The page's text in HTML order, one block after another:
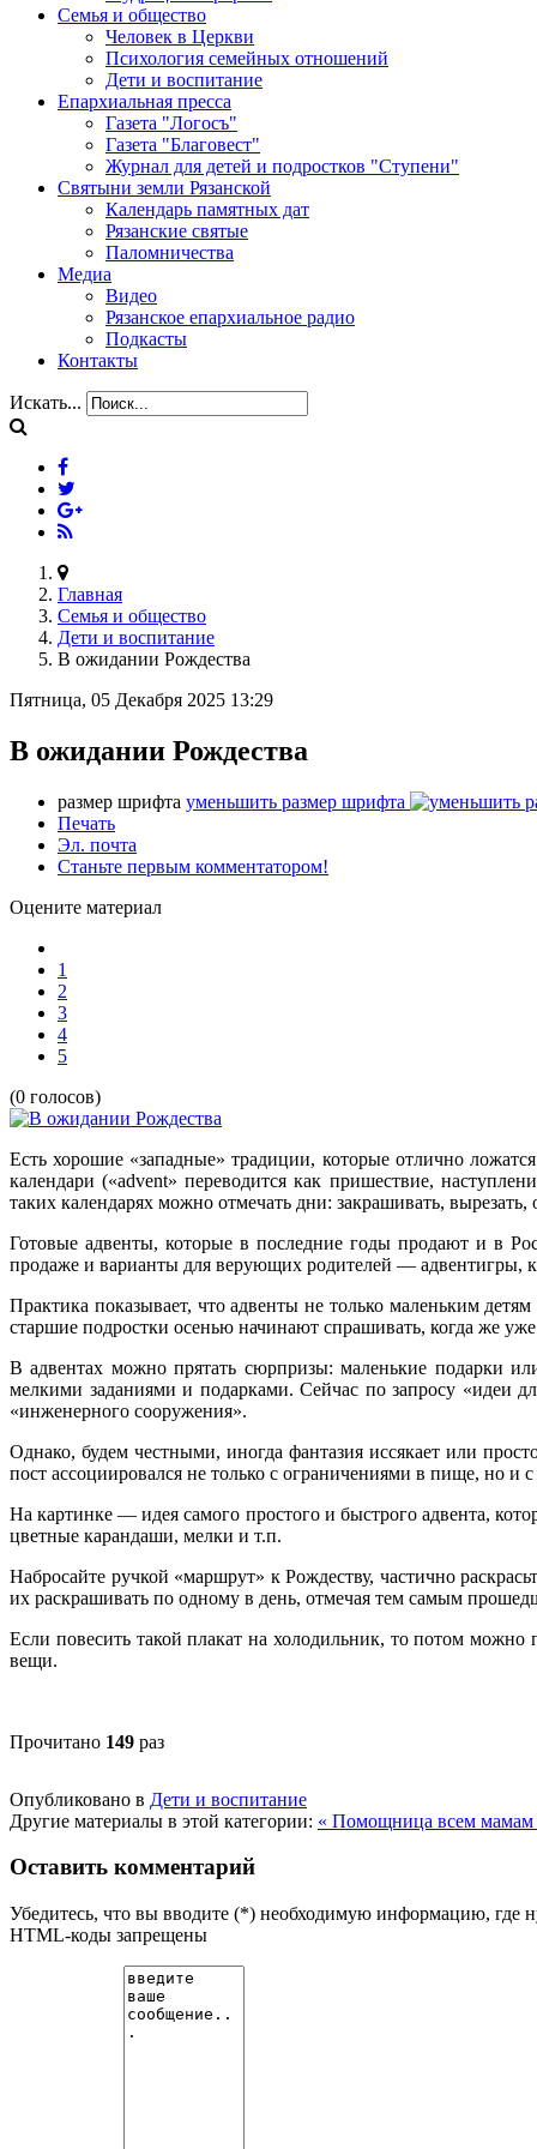
Семья и общество
Человек в Церкви
Психология семейных отношений
Дети и воспитание
Епархиальная пресса
Газета "Логосъ"
Газета "Благовест"
Журнал для детей и подростков "Ступени"
Святыни земли Рязанской
Календарь памятных дат
Рязанские святые
Паломничества
Медиа
Видео
Рязанское епархиальное радио
Подкасты
Контакты
Искать...
Главная
Семья и общество
Дети и воспитание
В ожидании Рождества
Пятница, 05 Декабря 2025 13:29
В ожидании Рождества
размер шрифта уменьшить размер шрифта
Печать
Эл. почта
Станьте первым комментатором!
Оцените материал
1
2
3
4
5
(0 голосов)
Есть хорошие «западные» традиции, которые отлично
календари («аdvent» переводится как пришествие,
таких календарях можно отмечать дни: закрашивать,
Готовые адвенты, которые в последние годы продают и в
продаже и варианты для верующих родителей — адвентигры,
Практика показывает, что адвенты не только маленьким
старшие подростки осенью начинают спрашивать, когда же уже
В адвентах можно прятать сюрпризы: маленькие подарки
мелкими заданиями и подарками. Сейчас по запросу «идеи
«инженерного сооружения».
Однако, будем честными, иногда фантазия иссякает или
пост ассоциировался не только с ограничениями в пище, но и
На картинке — идея самого простого и быстрого адвента,
цветные карандаши, мелки и т.п.
Набросайте ручкой «маршрут» к Рождеству, частично
их раскрашивать по одному в день, отмечая тем самым
Если повесить такой плакат на холодильник, то потом
вещи.
Прочитано 149 раз
Опубликовано в Дети и воспитание
Другие материалы в этой категории: « Помощница всем мамам
Оставить комментарий
Убедитесь, что вы вводите (*) необходимую информацию, где
HTML-коды запрещены